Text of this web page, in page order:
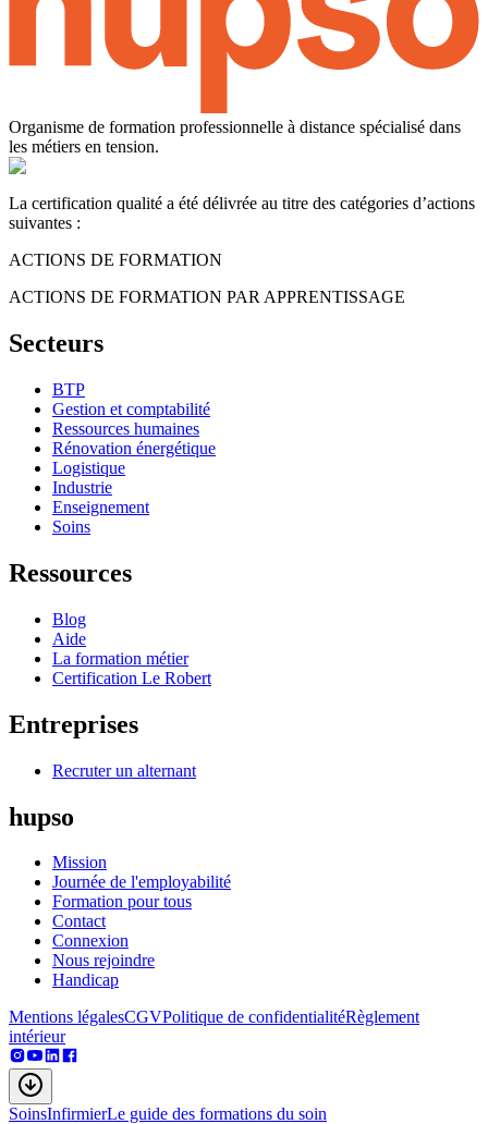
Organisme de formation professionnelle à distance spécialisé dans
les métiers en tension.
La certification qualité a été délivrée au titre des catégories d’actions
suivantes :
ACTIONS DE FORMATION
ACTIONS DE FORMATION PAR APPRENTISSAGE
Secteurs
BTP
Gestion et comptabilité
Ressources humaines
Rénovation énergétique
Logistique
Industrie
Enseignement
Soins
Ressources
Blog
Aide
La formation métier
Certification Le Robert
Entreprises
Recruter un alternant
hupso
Mission
Journée de l'employabilité
Formation pour tous
Contact
Connexion
Nous rejoindre
Handicap
Mentions légalesCGVPolitique de confidentialitéRèglement
intérieur
SoinsInfirmierLe guide des formations du soin